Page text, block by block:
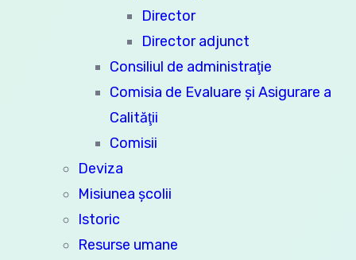
Director
Director adjunct
Consiliul de administraţie
Comisia de Evaluare şi Asigurare a
Calităţii
Comisii
Deviza
Misiunea şcolii
Istoric
Resurse umane